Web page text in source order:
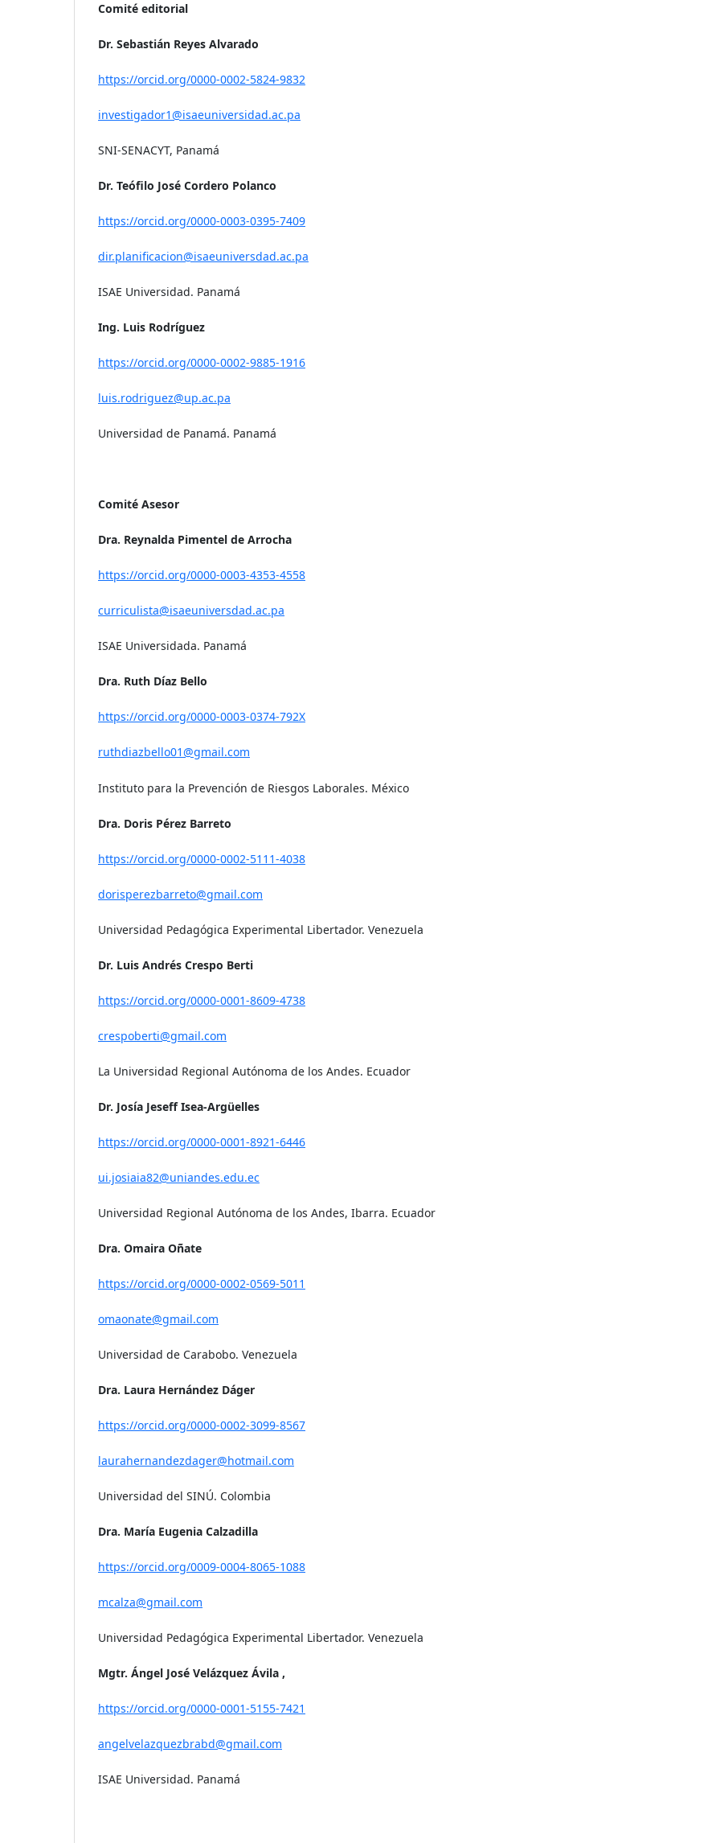
Comité editorial
Dr. Sebastián Reyes Alvarado
https://orcid.org/0000-0002-5824-9832
investigador1@isaeuniversidad.ac.pa
SNI-SENACYT, Panamá
Dr. Teófilo José Cordero Polanco
https://orcid.org/0000-0003-0395-7409
dir.planificacion@isaeuniversdad.ac.pa
ISAE Universidad. Panamá
Ing. Luis Rodríguez
https://orcid.org/0000-0002-9885-1916
luis.rodriguez@up.ac.pa
Universidad de Panamá. Panamá
Comité Asesor
Dra. Reynalda Pimentel de Arrocha
https://orcid.org/0000-0003-4353-4558
curriculista@isaeuniversdad.ac.pa
ISAE Universidada. Panamá
Dra. Ruth Díaz Bello
https://orcid.org/0000-0003-0374-792X
ruthdiazbello01@gmail.com
Instituto para la Prevención de Riesgos Laborales. México
Dra. Doris Pérez Barreto
https://orcid.org/0000-0002-5111-4038
dorisperezbarreto@gmail.com
Universidad Pedagógica Experimental Libertador. Venezuela
Dr. Luis Andrés Crespo Berti
https://orcid.org/0000-0001-8609-4738
crespoberti@gmail.com
La Universidad Regional Autónoma de los Andes. Ecuador
Dr. Josía Jeseff Isea-Argüelles
https://orcid.org/0000-0001-8921-6446
ui.josiaia82@uniandes.edu.ec
Universidad Regional Autónoma de los Andes, Ibarra. Ecuador
Dra. Omaira Oñate
https://orcid.org/0000-0002-0569-5011
omaonate@gmail.com
Universidad de Carabobo. Venezuela
Dra. Laura Hernández Dáger
https://orcid.org/0000-0002-3099-8567
laurahernandezdager@hotmail.com
Universidad del SINÚ. Colombia
Dra. María Eugenia Calzadilla
https://orcid.org/0009-0004-8065-1088
mcalza@gmail.com
Universidad Pedagógica Experimental Libertador. Venezuela
Mgtr. Ángel José Velázquez Ávila ,
https://orcid.org/0000-0001-5155-7421
angelvelazquezbrabd@gmail.com
ISAE Universidad. Panamá